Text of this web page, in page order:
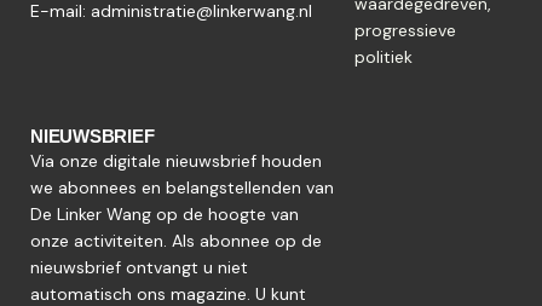
E-mail: administratie@linkerwang.nl
progressieve
politiek
NIEUWSBRIEF
Via onze digitale nieuwsbrief houden
we abonnees en belangstellenden van
De Linker Wang op de hoogte van
onze activiteiten. Als abonnee op de
nieuwsbrief ontvangt u niet
automatisch ons magazine. U kunt